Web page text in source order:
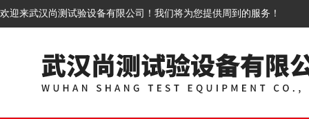
欢迎来武汉尚测试验设备有限公司！我们将为您提供周到的服务！